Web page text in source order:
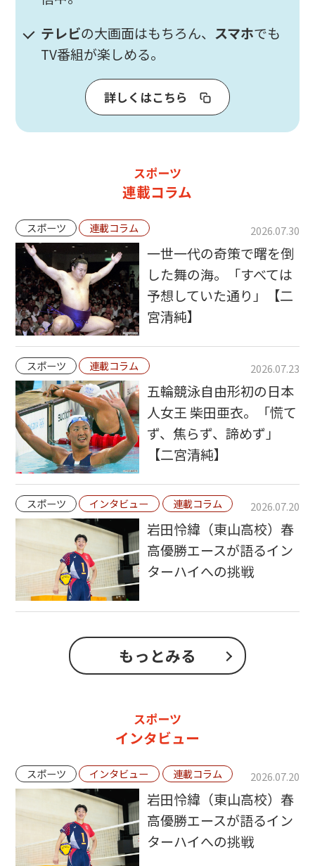
テレビの大画面はもちろん、 スマホでも
TV番組が楽しめる。
詳しくはこちら
スポーツ
連載コラム
スポーツ 連載コラム 2026.07.30
一世一代の奇策で曙を倒
した舞の海。「すべては
予想していた通り」【二
宮清純】
スポーツ 連載コラム 2026.07.23
五輪競泳自由形初の日本
人女王 柴田亜衣。「慌て
ず、焦らず、諦めず」
【二宮清純】
スポーツ インタビュー 連載コラム 2026.07.20
岩田怜緯（東山高校）春
高優勝エースが語るイン
ターハイへの挑戦
もっとみる
スポーツ
インタビュー
スポーツ インタビュー 連載コラム 2026.07.20
岩田怜緯（東山高校）春
高優勝エースが語るイン
ターハイへの挑戦